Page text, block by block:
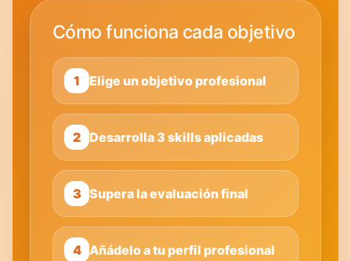
Cómo funciona cada objetivo
1 Elige un objetivo profesional
2 Desarrolla 3 skills aplicadas
3 Supera la evaluación final
4 Añádelo a tu perfil profesional